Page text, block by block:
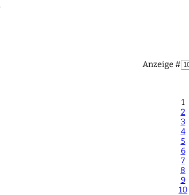
Anzeige #
1
2
3
4
5
6
7
8
9
10